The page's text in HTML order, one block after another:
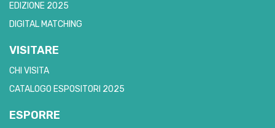
EDIZIONE 2025
DIGITAL MATCHING
VISITARE
CHI VISITA
CATALOGO ESPOSITORI 2025
ESPORRE